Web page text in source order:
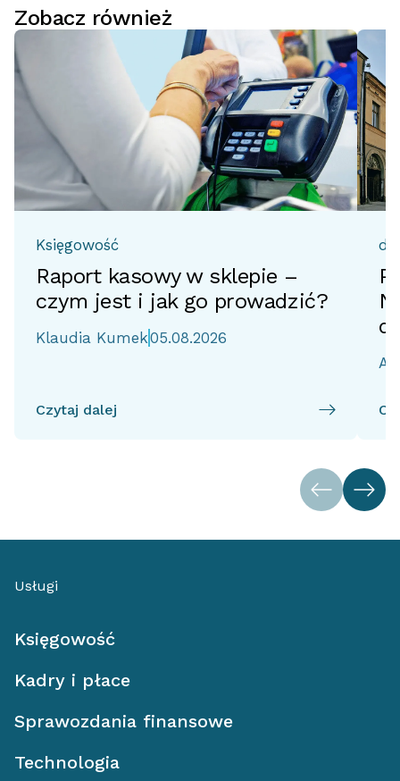
Zobacz również
Księgowość
Raport kasowy w sklepie –
czym jest i jak go prowadzić?
Klaudia Kumek05.08.2026
Czytaj dalej
Usługi
Księgowość
Kadry i płace
Sprawozdania finansowe
Technologia